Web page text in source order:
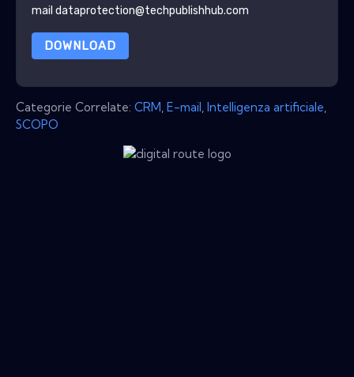
mail dataprotection@techpublishhub.com
DOWNLOAD
Categorie Correlate: CRM E-mail Intelligenza artificiale
SCOPO